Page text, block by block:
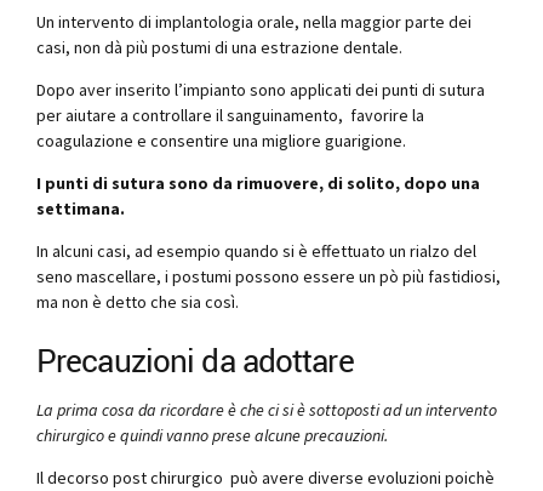
Un intervento di implantologia orale, nella maggior parte dei
casi, non dà più postumi di una estrazione dentale.
Dopo aver inserito l’impianto sono applicati dei punti di sutura
per aiutare a controllare il sanguinamento, favorire la
coagulazione e consentire una migliore guarigione.
I punti di sutura sono da rimuovere, di solito, dopo una
settimana.
In alcuni casi, ad esempio quando si è effettuato un rialzo del
seno mascellare, i postumi possono essere un pò più fastidiosi,
ma non è detto che sia così.
Precauzioni da adottare
La prima cosa da ricordare è che ci si è sottoposti ad un intervento
chirurgico e quindi vanno prese alcune precauzioni.
Il decorso post chirurgico può avere diverse evoluzioni poichè